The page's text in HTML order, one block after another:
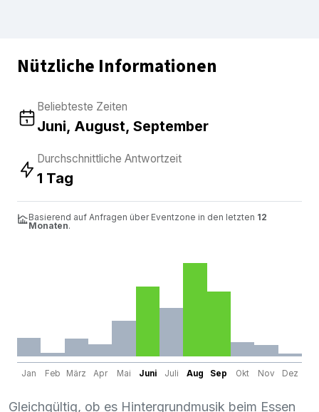
Nützliche Informationen
Beliebteste Zeiten
Juni, August, September
Durchschnittliche Antwortzeit
1 Tag
Basierend auf Anfragen über Eventzone in den letzten 12
Monaten.
Jan Feb März Apr Mai Juni Juli Aug Sep Okt Nov Dez
Gleichgültig, ob es Hintergrundmusik beim Essen